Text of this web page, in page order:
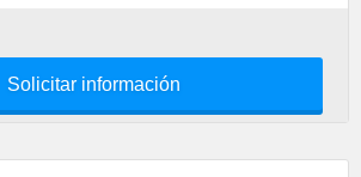
Solicitar información